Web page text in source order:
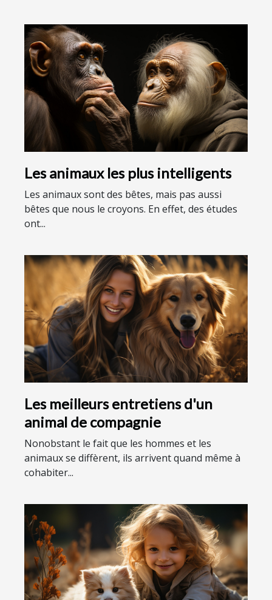
Les animaux les plus intelligents
Les animaux sont des bêtes, mais pas aussi
bêtes que nous le croyons. En effet, des études
ont...
Les meilleurs entretiens d'un
animal de compagnie
Nonobstant le fait que les hommes et les
animaux se diffèrent, ils arrivent quand même à
cohabiter...